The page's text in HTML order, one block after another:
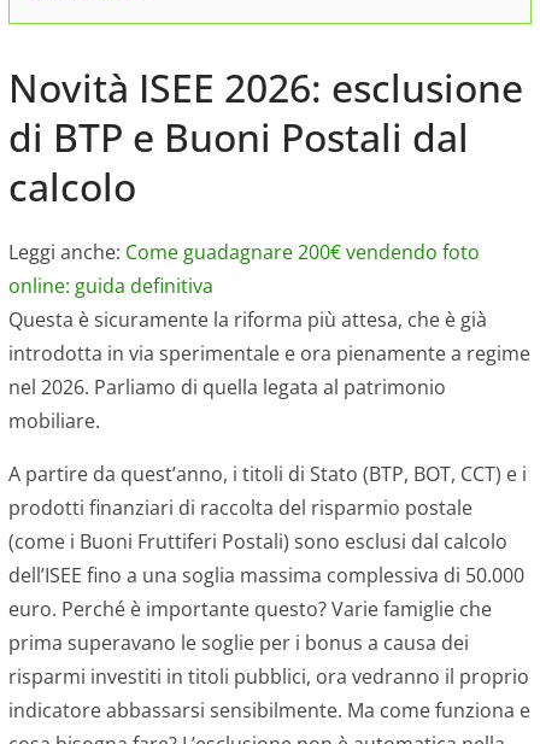
Novità ISEE 2026: esclusione
di BTP e Buoni Postali dal
calcolo
Leggi anche: Come guadagnare 200€ vendendo foto
online: guida definitiva
Questa è sicuramente la riforma più attesa, che è già
introdotta in via sperimentale e ora pienamente a regime
nel 2026. Parliamo di quella legata al patrimonio
mobiliare.
A partire da quest’anno, i titoli di Stato (BTP, BOT, CCT) e i
prodotti finanziari di raccolta del risparmio postale
(come i Buoni Fruttiferi Postali) sono esclusi dal calcolo
dell’ISEE fino a una soglia massima complessiva di 50.000
euro. Perché è importante questo? Varie famiglie che
prima superavano le soglie per i bonus a causa dei
risparmi investiti in titoli pubblici, ora vedranno il proprio
indicatore abbassarsi sensibilmente. Ma come funziona e